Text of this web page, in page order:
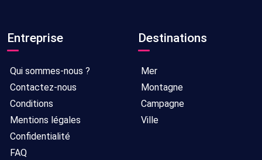
Entreprise
Qui sommes-nous ?
Contactez-nous
Conditions
Mentions légales
Confidentialité
FAQ
Destinations
Mer
Montagne
Campagne
Ville